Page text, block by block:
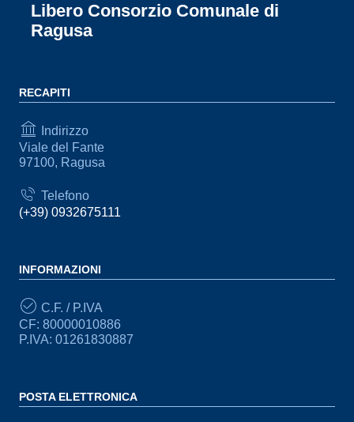
Libero Consorzio Comunale di
Ragusa
RECAPITI
Indirizzo
Viale del Fante
97100, Ragusa
Telefono
(+39) 0932675111
INFORMAZIONI
C.F. / P.IVA
CF: 80000010886
P.IVA: 01261830887
POSTA ELETTRONICA